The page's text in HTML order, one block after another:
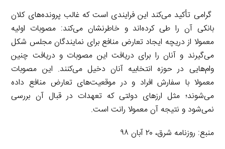
گرامی تأکید می‌کند این فرایندی است که غالب پرونده‌های کلان
بانکی آن را طی کرده‌اند و خاطرنشان می‌کند: مصوبات اولیه
معمولا از دریچه ایجاد تعارض منافع برای نمایندگان مجلس شکل
می‌گیرند و آنان را برای دریافت این مصوبات و دریافت‌ چنین
وام‌هایی در حوزه انتخابیه آنان دخیل می‌کنند. این مصوبات
معمولا با سفارش افراد و در موقعیت‌های تعارض منافع داده
می‌شوند؛ مثل ارز‌های دولتی که تعهدات در قبال آن بررسی
نمی‌شود و نتیجه آن معمولا رانت است.
منبع: روزنامه شرق، ۲۰ آبان ۹۸